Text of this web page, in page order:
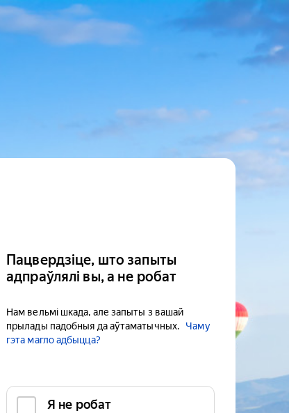
Пацвердзіце, што запыты
адпраўлялі вы, а не робат
Нам вельмі шкада, але запыты з вашай
прылады падобныя да аўтаматычных.
Чаму
гэта магло адбыцца?
Я не робат